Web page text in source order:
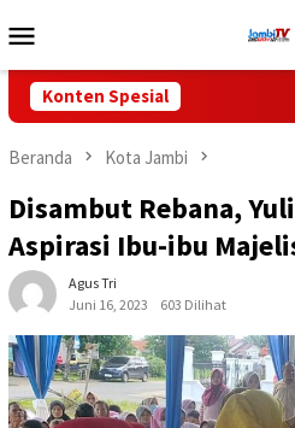
ke
Mobile
Konten Spesial
Beranda Kota Jambi
Disambut Rebana,
Aspirasi Ibu-ibu
Agus Tri
Juni 16, 2023
603 Dilihat